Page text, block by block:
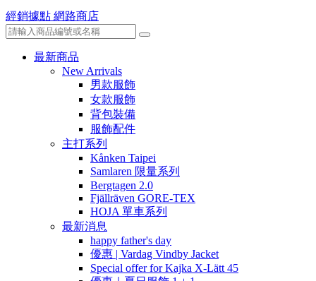
經銷據點 網路商店
最新商品
New Arrivals
男款服飾
女款服飾
背包裝備
服飾配件
主打系列
Kånken Taipei
Samlaren 限量系列
Bergtagen 2.0
Fjällräven GORE-TEX
HOJA 單車系列
最新消息
happy father's day
優惠 | Vardag Vindby Jacket
Special offer for Kajka X-Lätt 45